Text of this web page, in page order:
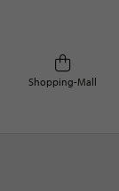
Shopping-Mall